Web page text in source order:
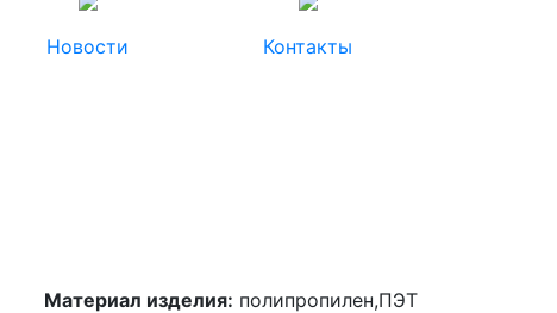
Новости Контакты
Материал изделия: полипропилен,ПЭТ